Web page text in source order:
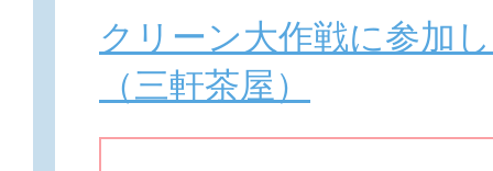
クリーン大作戦に参加
（三軒茶屋）